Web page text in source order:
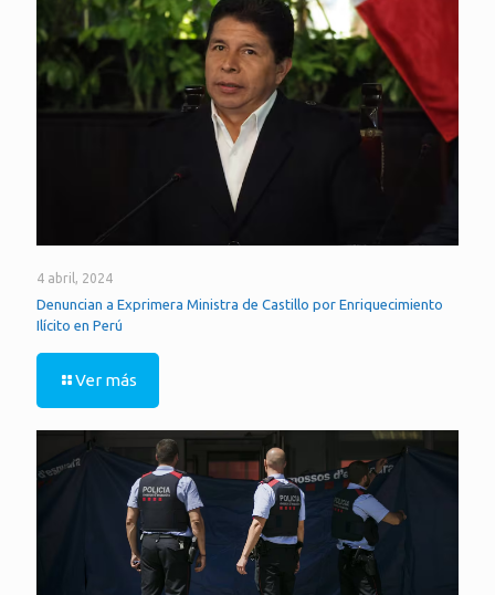
4 abril, 2024
Denuncian a Exprimera Ministra de Castillo por Enriquecimiento
Ilícito en Perú
Ver más